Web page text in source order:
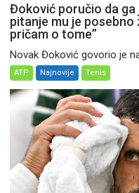
Đoković poručio da ga
pitanje mu je posebno
pričam o tome”
Novak Đoković govorio je
ATP Najnovije Tenis